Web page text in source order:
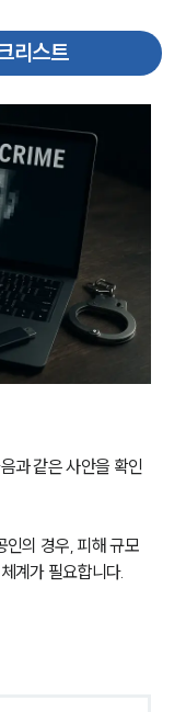
룹 업무
사
리스트
과 같은 사안을 확인
인의 경우, 피해 규모
계가 필요합니다.